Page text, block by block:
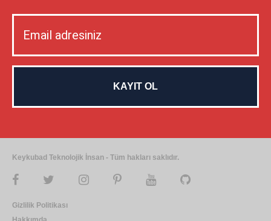
Keykubad Teknolojik İnsan - Tüm hakları saklıdır.
Gizlilik Politikası